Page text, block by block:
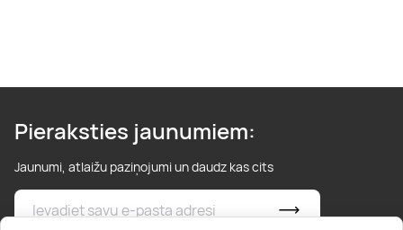
Pieraksties jaunumiem:
Jaunumi, atlaižu paziņojumi un daudz kas cits